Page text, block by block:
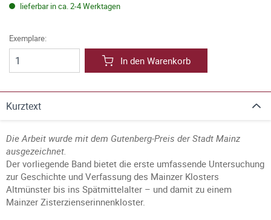
lieferbar in ca. 2-4 Werktagen
Exemplare:
In den Warenkorb
Kurztext
Die Arbeit wurde mit dem Gutenberg-Preis der Stadt Mainz
ausgezeichnet.
Der vorliegende Band bietet die erste umfassende Untersuchung
zur Geschichte und Verfassung des Mainzer Klosters
Altmünster bis ins Spätmittelalter – und damit zu einem
Mainzer Zisterzienserinnenkloster.